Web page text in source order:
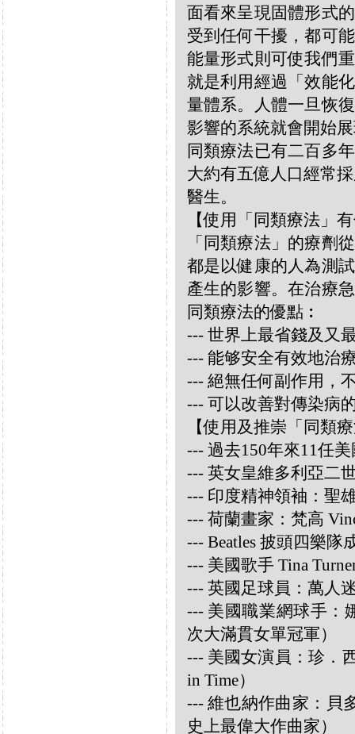
面看來呈現固體形式
受到任何干擾，都可
能量形式則可使我們
就是利用經過「效能
量體系。人體一旦恢
影響的系統就會開始
同類療法已有二百多
大約有五億人口經常
醫生。
【使用「同類療法」
「同類療法」的療劑
都是以健康的人為測
產生的影響。在治療
同類療法的優點︰
--- 世界上最省錢及又
--- 能够安全有效地治
--- 絕無任何副作用，
--- 可以改善對傳染病
【使用及推崇「同類
--- 過去150年來11任
--- 英女皇維多利亞二
--- 印度精神領袖：聖
--- 荷蘭畫家：梵高
--- Beatles 披頭四樂隊
--- 美國歌手 Tina
--- 英國足球員：萬人
--- 美國職業網球手：
次大滿貫女單冠軍）
--- 美國女演員：珍．
in Time）
--- 維也納作曲家：貝
史上最偉大作曲家）